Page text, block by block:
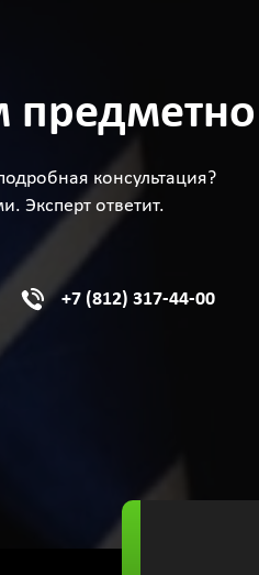
предметно
консультация?
Эксперт ответит.
+7 (812) 317-44-00